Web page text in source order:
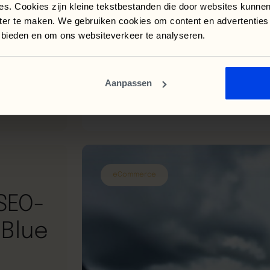
Cookies zijn kleine tekstbestanden die door websites
te maken. We gebruiken cookies om content en
en om ons websiteverkeer te analyseren.
Aanpassen
op en
niet
te
te
groeide
eCommerce